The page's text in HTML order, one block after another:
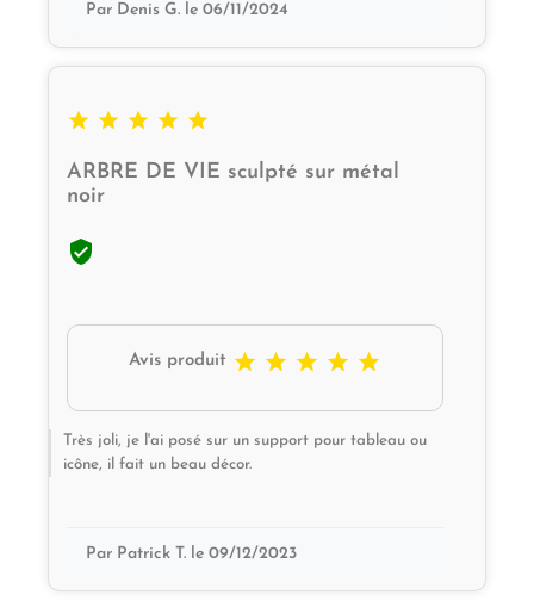
Par Denis G. le 06/11/2024
    
ARBRE DE VIE sculpté sur métal
noir

Avis produit     
Très joli, je l'ai posé sur un support pour tableau ou
icône, il fait un beau décor.
Par Patrick T. le 09/12/2023